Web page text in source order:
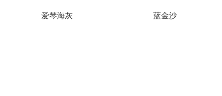
爱琴海灰 蓝金沙